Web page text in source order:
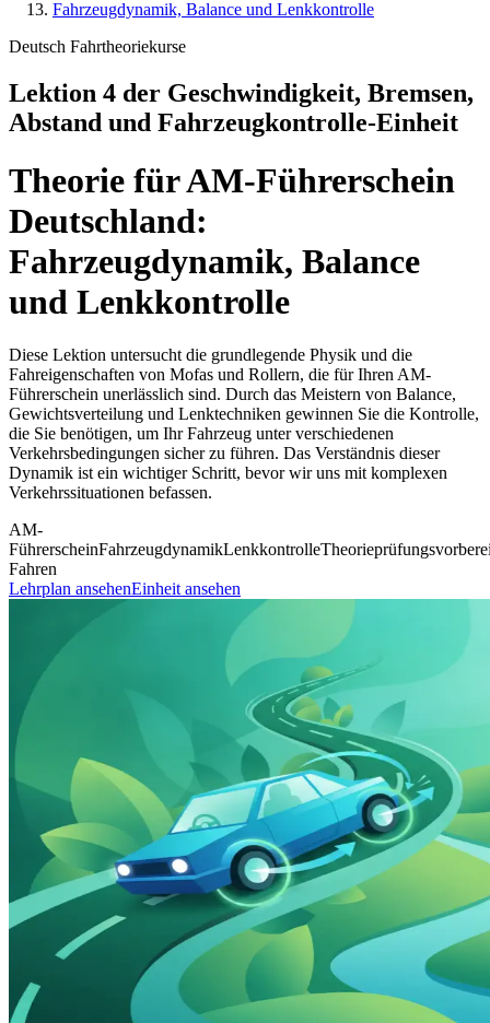
Fahrzeugdynamik, Balance und Lenkkontrolle
Deutsch Fahrtheoriekurse
Lektion 4 der Geschwindigkeit, Bremsen,
Abstand und Fahrzeugkontrolle-Einheit
Theorie für AM-Führerschein
Deutschland:
Fahrzeugdynamik, Balance
und Lenkkontrolle
Diese Lektion untersucht die grundlegende Physik und die
Fahreigenschaften von Mofas und Rollern, die für Ihren AM-
Führerschein unerlässlich sind. Durch das Meistern von Balance,
Gewichtsverteilung und Lenktechniken gewinnen Sie die Kontrolle,
die Sie benötigen, um Ihr Fahrzeug unter verschiedenen
Verkehrsbedingungen sicher zu führen. Das Verständnis dieser
Dynamik ist ein wichtiger Schritt, bevor wir uns mit komplexen
Verkehrssituationen befassen.
AM-
FührerscheinFahrzeugdynamikLenkkontrolle
Fahren
Lehrplan ansehenEinheit ansehen